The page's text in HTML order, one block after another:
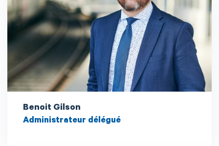
Benoit Gilson
Administrateur délégué